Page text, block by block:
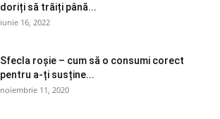
doriți să trăiți până...
iunie 16, 2022
Sfecla roșie – cum să o consumi corect
pentru a-ți susține...
noiembrie 11, 2020